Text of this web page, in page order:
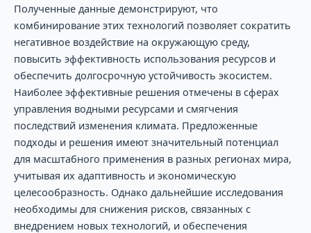
Полученные данные демонстрируют, что
комбинирование этих технологий позволяет сократить
негативное воздействие на окружающую среду,
повысить эффективность использования ресурсов и
обеспечить долгосрочную устойчивость экосистем.
Наиболее эффективные решения отмечены в сферах
управления водными ресурсами и смягчения
последствий изменения климата. Предложенные
подходы и решения имеют значительный потенциал
для масштабного применения в разных регионах мира,
учитывая их адаптивность и экономическую
целесообразность. Однако дальнейшие исследования
необходимы для снижения рисков, связанных с
внедрением новых технологий, и обеспечения